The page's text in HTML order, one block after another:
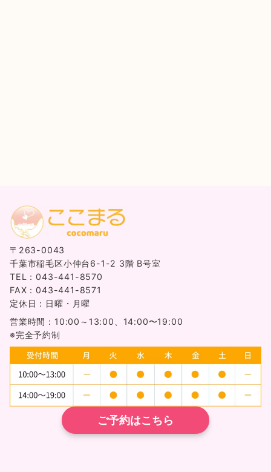
〒263-0043
千葉市稲毛区小仲台6-1-2 3階 B号室
TEL：043-441-8570
FAX：043-441-8571
定休日：日曜・月曜
営業時間：10:00～13:00、14:00〜19:00
※完全予約制
ご予約はこちら